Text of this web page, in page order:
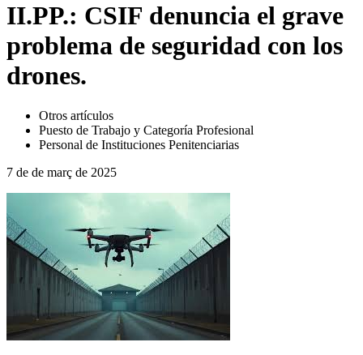
II.PP.: CSIF denuncia el grave
problema de seguridad con los
drones.
Otros artículos
Puesto de Trabajo y Categoría Profesional
Personal de Instituciones Penitenciarias
7 de de març de 2025